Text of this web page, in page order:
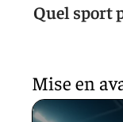
Quel sport
Mise en